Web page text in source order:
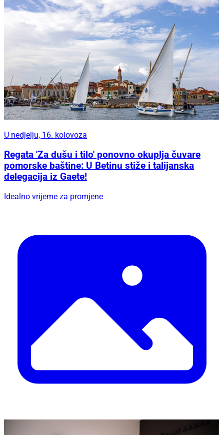
U nedjelju, 16. kolovoza
Regata 'Za dušu i tilo' ponovno okuplja čuvare
pomorske baštine: U Betinu stiže i talijanska
delegacija iz Gaete!
Idealno vrijeme za promjene